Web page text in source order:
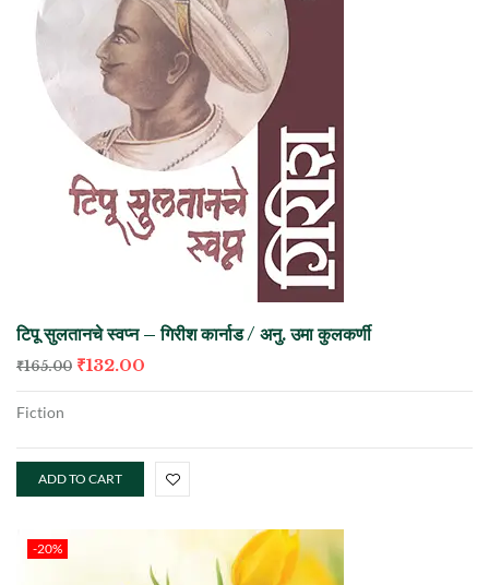
टिपू सुलतानचे स्वप्न – गिरीश कार्नाड / अनु. उमा कुलकर्णी
₹165.00 ₹132.00
Fiction
ADD TO CART
-20%